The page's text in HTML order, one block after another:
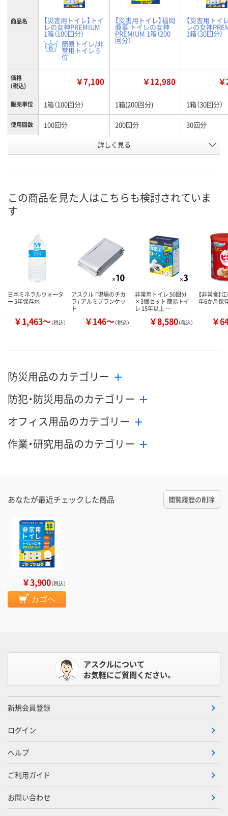
商品名 【災害用トイレ】トイ
レの女神PREMIUM
1箱（100回分）
簡易トイレ/非
常用トイレ 6
位
【災害用トイレ】福岡
商事 トイレの女神
PREMIUM 1箱（200
回分）
【災害用トイ
レの女神
1箱（30回分）
価格
(税込)
￥7,100 ￥12,980
販売単位 1箱（100回分） 1箱(200回分) 1箱（30回分）
使用回数 100回分 200回分 30回分
APR4535 EW68079
8月9日（日）
カゴへ カ
詳しく見る
この商品を見た人はこちらも検討されていま
す
日本ミネラルウォータ
ー 5年保存水
￥1,463～（税込）
アスクル 「現場のチカ
ラ」 アルミブランケッ
ト
￥146～（税込）
非常用トイレ 50回分
×3個セット 簡易トイ
レ 15年以上 …
￥8,580（税込）
【非常食】
年6か月保
￥
防災用品のカテゴリー
防犯・防災用品のカテゴリー
オフィス用品のカテゴリー
作業・研究用品のカテゴリー
あなたが最近チェックした商品 閲覧履歴の削除
￥3,900（税込）
カゴへ
アスクルについて
お気軽にご質問ください。
新規会員登録
ログイン
ヘルプ
ご利用ガイド
お問い合わせ